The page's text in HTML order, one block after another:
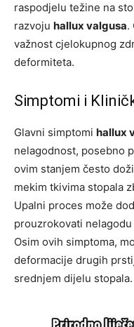
raspodjelu težine na
razvoju hallux valgusa.
važnost cjelokupnog
deformiteta.
Simptomi i
Glavni simptomi hallux
nelagodnost, posebno
ovim stanjem često
mekim tkivima stopala
Upalni proces može
prouzrokovati
Osim ovih simptoma,
deformacije drugih
srednjem dijelu stopala.